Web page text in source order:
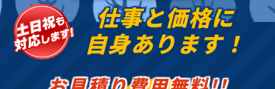
仕事と価格に
自身あります！